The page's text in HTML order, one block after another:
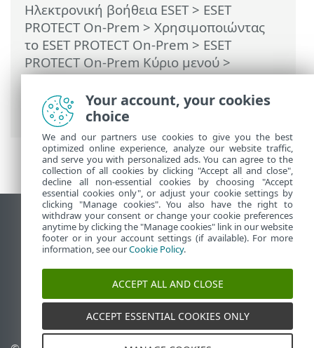
Ηλεκτρονική βοήθεια ESET> ESET
PROTECT On-Prem > Χρησιμοποιώντας
το ESET PROTECT On-Prem > ESET
PROTECT On-Prem Κύριο μενού>
Περισσότερα>Πιστοποιητικά>Αρχές
έκδοσης πιστοποιητικού > Δημιουργία
νέας αρχής έκδοσης πιστοποιητικού
Προβολή ιστότοπου επιφάνειας εργασίας
End of Life
Γνωσιακή βάση ESET
Ομάδα συζήτησης ESET
ESET Status Portal
Τοπική υποστήριξη
Your account, your cookies
choice
We and our partners use cookies to give you the best
optimized online experience, analyze our website traffic,
and serve you with personalized ads. You can agree to the
collection of all cookies by clicking "Accept all and close",
decline all non-essential cookies by choosing "Accept
essential cookies only", or adjust your cookie settings by
clicking "Manage cookies". You also have the right to
withdraw your consent or change your cookie preferences
anytime by clicking the "Manage cookies" link in our website
footer or in your account settings (if available). For more
information, see ourCookie Policy.
ACCEPT ALL AND CLOSE
ACCEPT ESSENTIAL COOKIES ONLY